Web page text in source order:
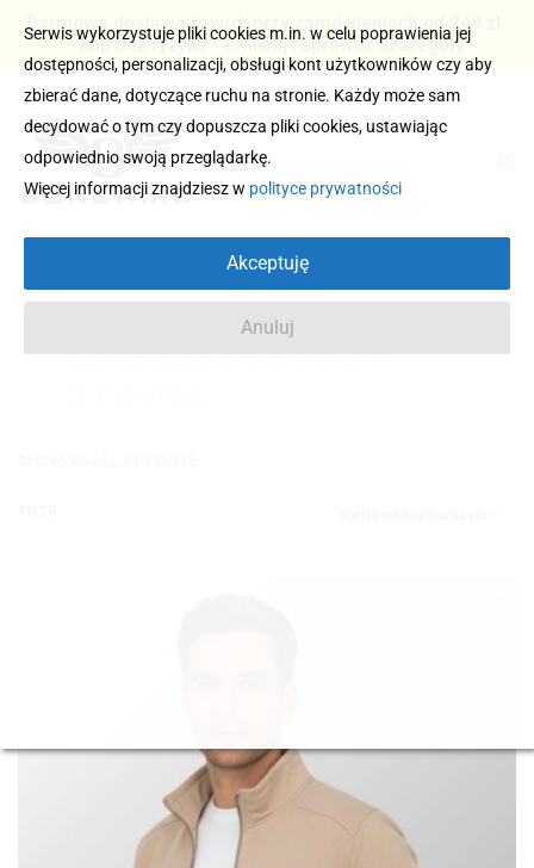
Darmowa dostawa i zwrot przy zamówieniach od 249 zł
– kup bez ryzyka → Kliknij i sprawdź szczegóły
CZARNA BLUZA ZE
Serwis wykorzystuje pliki cookies m.in. w celu poprawienia jej
dostępności, personalizacji, obsługi kont użytkowników czy aby
zbierać dane, dotyczące ruchu na stronie. Każdy może sam
decydować o tym czy dopuszcza pliki cookies, ustawiając
odpowiednio swoją przeglądarkę.
Więcej informacji znajdziesz w polityce prywatności
Akceptuję
Anuluj